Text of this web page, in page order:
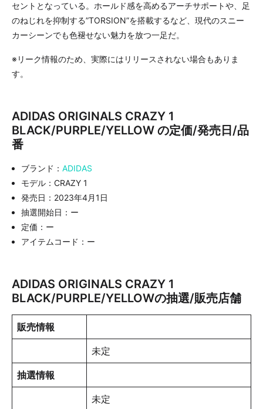
セントとなっている。ホールド感を高めるアーチサポートや、足
のねじれを抑制する”TORSION”を搭載するなど、現代のスニー
カーシーンでも色褪せない魅力を放つ一足だ。
※リーク情報のため、実際にはリリースされない場合もありま
す。
ADIDAS ORIGINALS CRAZY 1
BLACK/PURPLE/YELLOW の定価/発売日/品
番
ブランド： ADIDAS
モデル：CRAZY 1
発売日：2023年4月1日
抽選開始日：ー
定価：ー
アイテムコード：ー
ADIDAS ORIGINALS CRAZY 1
BLACK/PURPLE/YELLOWの抽選/販売店舗
販売情報
未定
抽選情報
未定